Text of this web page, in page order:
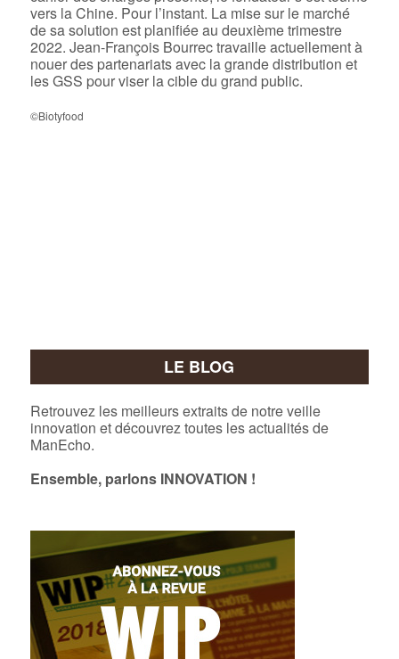
vers la Chine. Pour l’instant. La mise sur le marché
de sa solution est planifiée au deuxième trimestre
2022. Jean-François Bourrec travaille actuellement à
nouer des partenariats avec la grande distribution et
les GSS pour viser la cible du grand public.
©Biotyfood
LE BLOG
Retrouvez les meilleurs extraits de notre veille
innovation et découvrez toutes les actualités de
ManEcho.
Ensemble, parlons INNOVATION !